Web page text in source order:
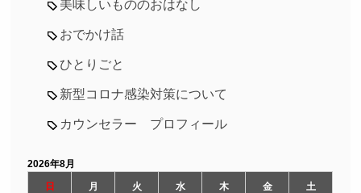
美味しいもののおはなし
おでかけ話
ひとりごと
新型コロナ感染対策について
カウンセラー プロフィール
2026年8月
日
月 火 水 木 金 土